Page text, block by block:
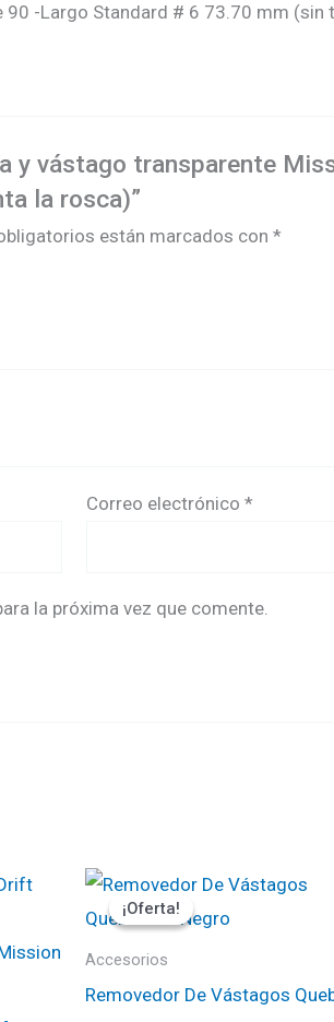
-Largo Standard # 6 73.70 mm (sin
y vástago transparente
la rosca)”
están marcados con*
Correo electrónico*
la próxima vez que comente.
¡Oferta!
¡Oferta!
Accesorios
Removedor De Vástagos
El
precio
original
₡3300.
El
precio
actual